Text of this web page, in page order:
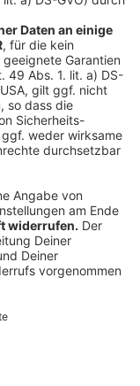
in NRW
Damit solle
an den
so Laumann.
Maßnahme in
wolle damit nicht
hoffe, dass
die neue
erlaubt.
ein
für Stehtische
keine
Nasen-
„nicht